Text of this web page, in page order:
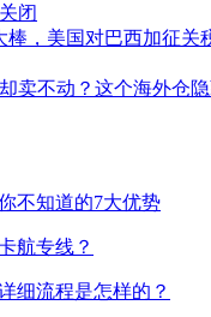
闭
棒，美国对巴西加征关
卖不动？这个海外仓隐
不知道的7大优势
航专线？
细流程是怎样的？